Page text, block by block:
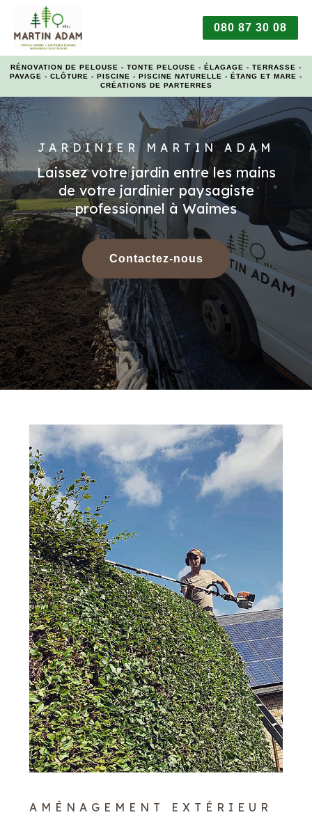
080 87 30 08
RÉNOVATION DE PELOUSE - TONTE PELOUSE - ÉLAGAGE - TERRASSE -
PAVAGE - CLÔTURE - PISCINE - PISCINE NATURELLE - ÉTANG ET MARE -
CRÉATIONS DE PARTERRES
JARDINIER MARTIN ADAM
Laissez votre jardin entre les mains
de votre jardinier paysagiste
professionnel à Waimes
Contactez-nous
AMÉNAGEMENT EXTÉRIEUR